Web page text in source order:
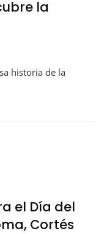
la
historia de la
el Día del
Cortés